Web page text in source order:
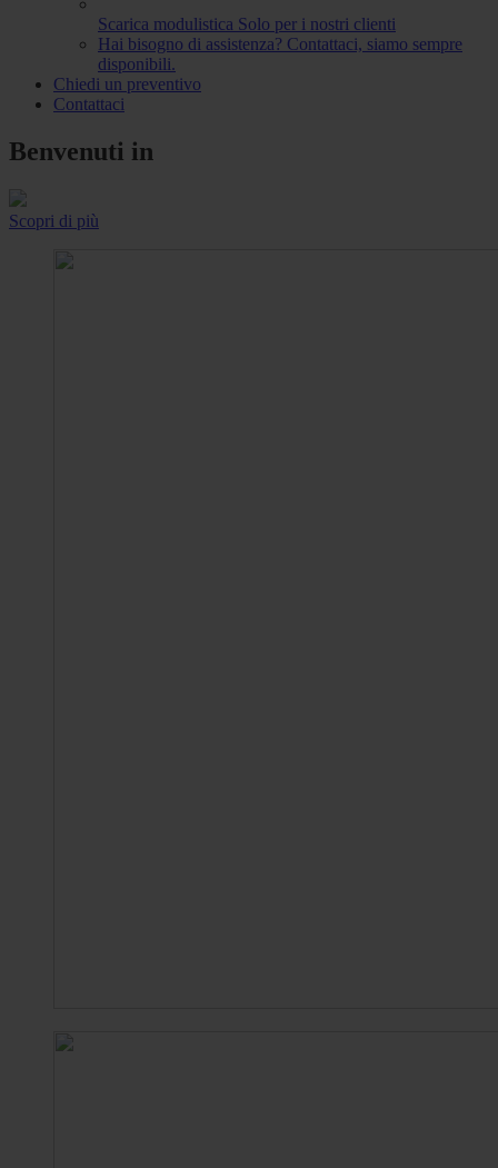
Scarica modulistica Solo per i nostri clienti
Hai bisogno di assistenza? Contattaci, siamo sempre
disponibili.
Chiedi un preventivo
Contattaci
Benvenuti in
Scopri di più